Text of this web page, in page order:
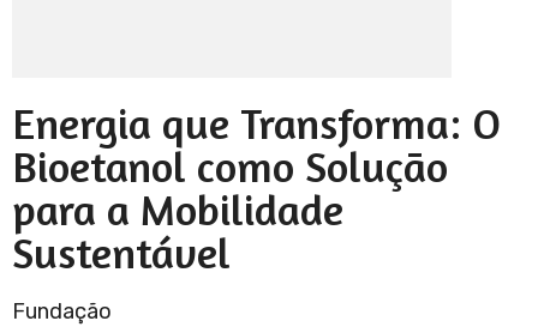
Energia que Transforma: O
Bioetanol como Solução
para a Mobilidade
Sustentável
Fundação